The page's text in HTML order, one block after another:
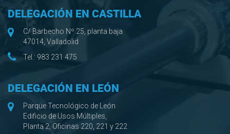
DELEGACIÓN EN CASTILLA
C/ Barbecho Nº 25, planta baja
47014, Valladolid
Tel.: 983 231 475
DELEGACIÓN EN LEÓN
Parque Tecnológico de León
Edificio de Usos Múltiples,
Planta 2, Oficinas 220, 221 y 222